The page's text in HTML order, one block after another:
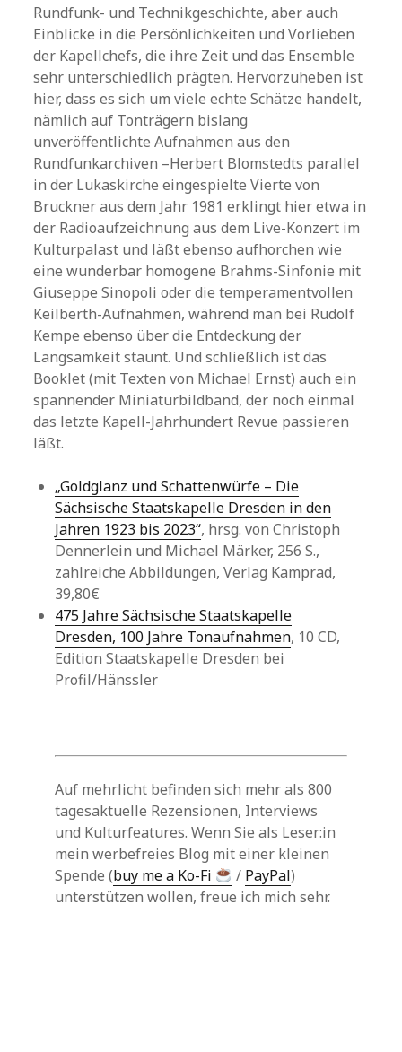
Rundfunk- und Technikgeschichte, aber auch
Einblicke in die Persönlichkeiten und Vorlieben
der Kapellchefs, die ihre Zeit und das Ensemble
sehr unterschiedlich prägten. Hervorzuheben ist
hier, dass es sich um viele echte Schätze handelt,
nämlich auf Tonträgern bislang
unveröffentlichte Aufnahmen aus den
Rundfunkarchiven –Herbert Blomstedts parallel
in der Lukaskirche eingespielte Vierte von
Bruckner aus dem Jahr 1981 erklingt hier etwa in
der Radioaufzeichnung aus dem Live-Konzert im
Kulturpalast und läßt ebenso aufhorchen wie
eine wunderbar homogene Brahms-Sinfonie mit
Giuseppe Sinopoli oder die temperamentvollen
Keilberth-Aufnahmen, während man bei Rudolf
Kempe ebenso über die Entdeckung der
Langsamkeit staunt. Und schließlich ist das
Booklet (mit Texten von Michael Ernst) auch ein
spannender Miniaturbildband, der noch einmal
das letzte Kapell-Jahrhundert Revue passieren
läßt.
„Goldglanz und Schattenwürfe – Die
Sächsische Staatskapelle Dresden in den
Jahren 1923 bis 2023“, hrsg. von Christoph
Dennerlein und Michael Märker, 256 S.,
zahlreiche Abbildungen, Verlag Kamprad,
39,80€
475 Jahre Sächsische Staatskapelle
Dresden, 100 Jahre Tonaufnahmen, 10 CD,
Edition Staatskapelle Dresden bei
Profil/Hänssler
Auf mehrlicht befinden sich mehr als 800
tagesaktuelle Rezensionen, Interviews
und Kulturfeatures. Wenn Sie als Leser:in
mein werbefreies Blog mit einer kleinen
Spende (buy me a Ko-Fi / PayPal)
unterstützen wollen, freue ich mich sehr.